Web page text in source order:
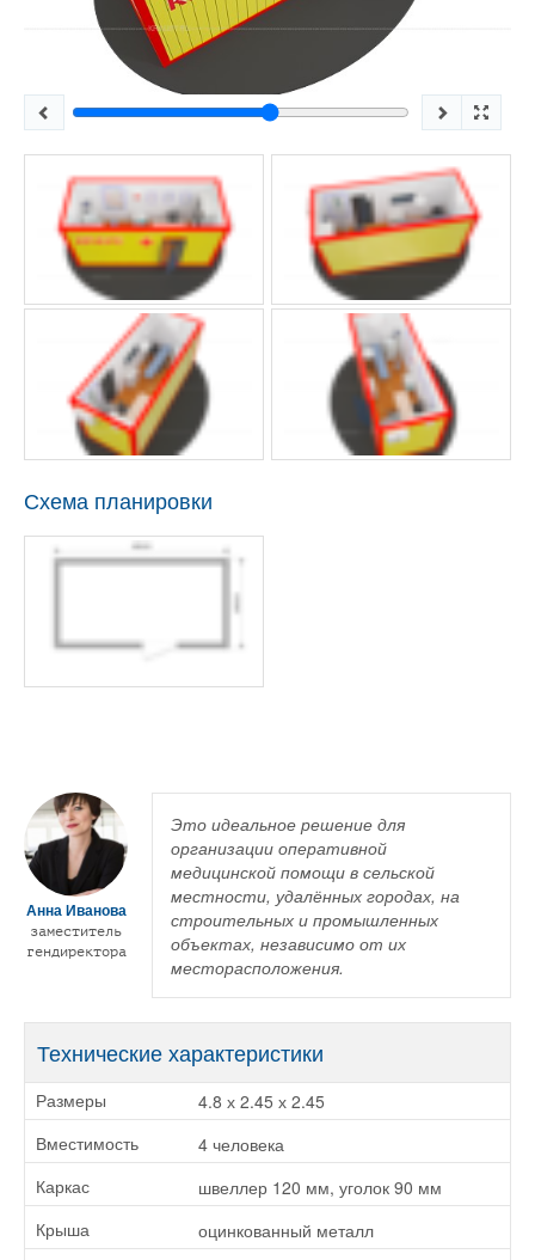
Схема планировки
Анна Иванова
заместитель
гендиректора
Это идеальное решение для
организации оперативной
медицинской помощи в сельской
местности, удалённых городах, на
строительных и промышленных
объектах, независимо от их
месторасположения.
Технические характеристики
Размеры 4.8 х 2.45 х 2.45
Вместимость 4 человека
Каркас швеллер 120 мм, уголок 90 мм
Крыша оцинкованный металл